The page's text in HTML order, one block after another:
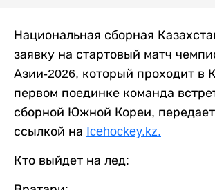
Национальная сборная
заявку на стартовый матч
Азии-2026, который проходит в
первом поединке команда
сборной Южной Кореи, передает
ссылкой на Icehockey.kz.
Кто выйдет на лед: